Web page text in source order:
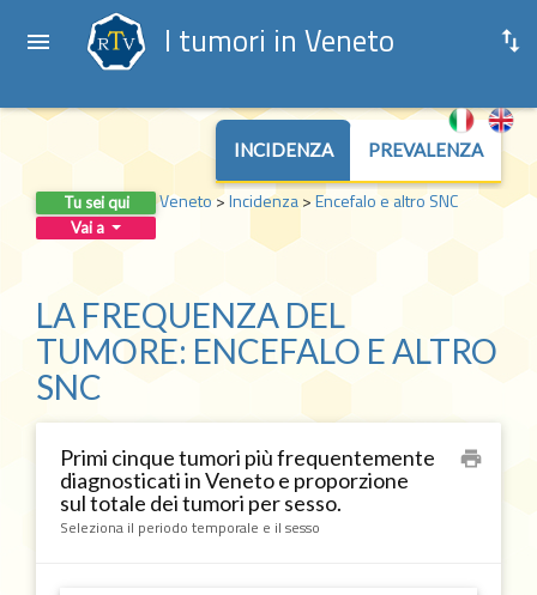
I tumori in Veneto
INCIDENZA PREVALENZA
Tu sei qui Veneto>Incidenza>Encefalo e altro SNC
Vai a
LA FREQUENZA DEL
TUMORE: ENCEFALO E ALTRO
SNC
Primi cinque tumori più frequentemente
diagnosticati in Veneto e proporzione
sul totale dei tumori per sesso.
Seleziona il periodo temporale e il sesso
print